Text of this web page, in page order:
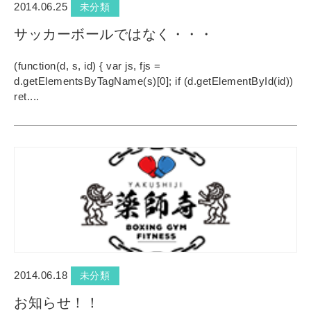
2014.06.25 未分類
サッカーボールではなく・・・
(function(d, s, id) { var js, fjs =
d.getElementsByTagName(s)[0]; if (d.getElementById(id))
ret....
2014.06.18 未分類
お知らせ！！